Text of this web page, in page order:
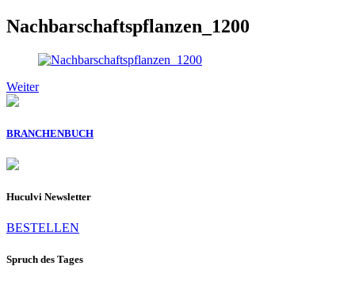
Nachbarschaftspflanzen_1200
Weiter
BRANCHENBUCH
Huculvi Newsletter
BESTELLEN
Spruch des Tages